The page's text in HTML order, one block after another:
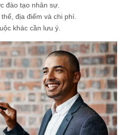
đào tạo nhân sự.
địa điểm và chi phí.
khác cần lưu ý.